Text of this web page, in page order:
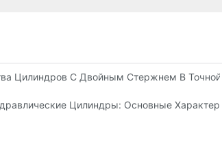
Цилиндров С Двойным Стержнем В
Цилиндра Цилиндры: Основные